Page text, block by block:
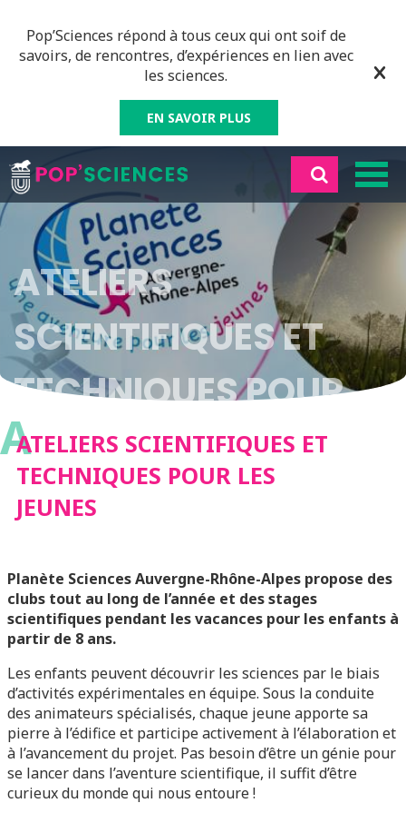
Pop’Sciences répond à tous ceux qui ont soif de
savoirs, de rencontres, d’expériences en lien avec
les sciences.
EN SAVOIR PLUS
ATELIERS
SCIENTIFIQUES ET
TECHNIQUES POUR
LES JEUNES
AATELIERS SCIENTIFIQUES ET
TECHNIQUES POUR LES
JEUNES
Planète Sciences Auvergne-Rhône-Alpes propose des
clubs tout au long de l’année et des stages
scientifiques pendant les vacances pour les enfants à
partir de 8 ans.
Les enfants peuvent découvrir les sciences par le biais
d’activités expérimentales en équipe. Sous la conduite
des animateurs spécialisés, chaque jeune apporte sa
pierre à l’édifice et participe activement à l’élaboration et
à l’avancement du projet. Pas besoin d’être un génie pour
se lancer dans l’aventure scientifique, il suffit d’être
curieux du monde qui nous entoure !